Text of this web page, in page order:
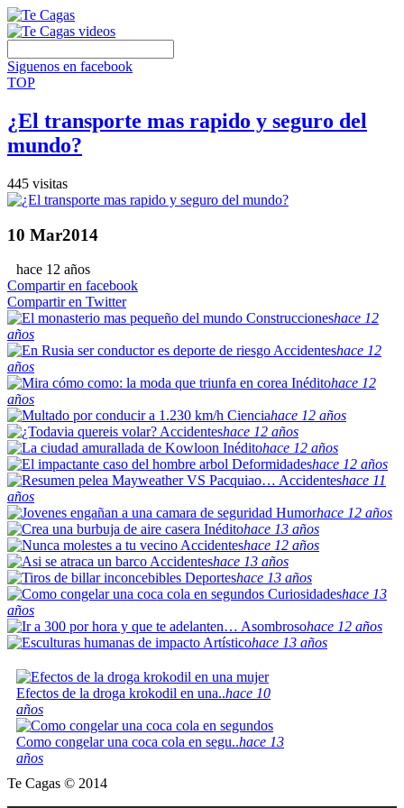
Siguenos en facebook
TOP
¿El transporte mas rapido y seguro del
mundo?
445 visitas
10 Mar2014
hace 12 años
Compartir en facebook
Compartir en Twitter
Construccioneshace 12
años
Accidenteshace 12
años
Inéditohace 12
años
Cienciahace 12 años
Accidenteshace 12 años
Inéditohace 12 años
Deformidadeshace 12 años
Accidenteshace 11
años
Humorhace 12 años
Inéditohace 13 años
Accidenteshace 12 años
Accidenteshace 13 años
Deporteshace 13 años
Curiosidadeshace 13
años
Asombrosohace 12 años
Artísticohace 13 años
Efectos de la droga krokodil en una..hace 10
años
Como congelar una coca cola en segu..hace 13
años
Te Cagas © 2014